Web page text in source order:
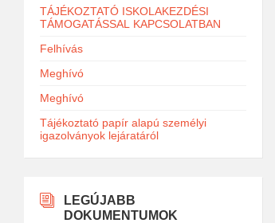
TÁJÉKOZTATÓ ISKOLAKEZDÉSI
TÁMOGATÁSSAL KAPCSOLATBAN
Felhívás
Meghívó
Meghívó
Tájékoztató papír alapú személyi
igazolványok lejáratáról
LEGÚJABB
DOKUMENTUMOK